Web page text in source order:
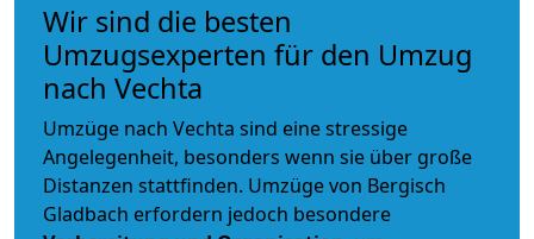
Wir sind die besten
Umzugsexperten für den Umzug
nach Vechta
Umzüge nach Vechta sind eine stressige
Angelegenheit, besonders wenn sie über große
Distanzen stattfinden. Umzüge von Bergisch
Gladbach erfordern jedoch besondere